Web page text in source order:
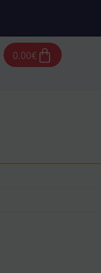
0.00€Cart